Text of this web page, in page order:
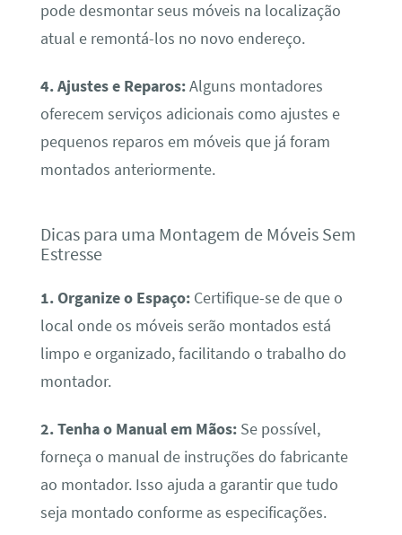
pode desmontar seus móveis na localização
atual e remontá-los no novo endereço.
4. Ajustes e Reparos:Alguns montadores
oferecem serviços adicionais como ajustes e
pequenos reparos em móveis que já foram
montados anteriormente.
Dicas para uma Montagem de Móveis Sem
Estresse
1. Organize o Espaço:Certifique-se de que o
local onde os móveis serão montados está
limpo e organizado, facilitando o trabalho do
montador.
2. Tenha o Manual em Mãos:Se possível,
forneça o manual de instruções do fabricante
ao montador. Isso ajuda a garantir que tudo
seja montado conforme as especificações.